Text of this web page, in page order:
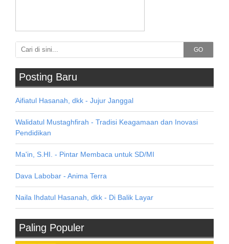
GO
Posting Baru
Aifiatul Hasanah, dkk - Jujur Janggal
Walidatul Mustaghfirah - Tradisi Keagamaan dan Inovasi
Pendidikan
Ma'in, S.HI. - Pintar Membaca untuk SD/MI
Dava Labobar - Anima Terra
Naila Ihdatul Hasanah, dkk - Di Balik Layar
Paling Populer